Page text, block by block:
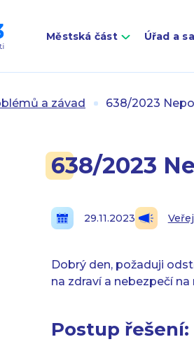
Městská část Úřad a
a závad 638/2023
638/2023
29.11.2023
Dobrý den, požaduji
na zdraví a nebezpečí
Postup řešení: